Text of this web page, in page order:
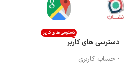
دسترسی های کاربر
دسترسی های کاربر
- حساب کاربری